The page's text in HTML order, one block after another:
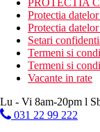
PROTECTIA
Protectia
Protectia
Setari
Termeni si
Termeni si
Vacante in rate
Lu - Vi 8am-20pm l
031 22 99 222